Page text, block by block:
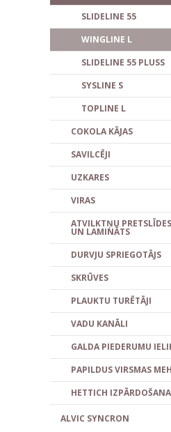
SLIDELINE 55
WINGLINE L
SLIDELINE 55 PLUSS
SYSLINE S
TOPLINE L
COKOLA KĀJAS
SAVILCĒJI
UZKARES
VIRAS
ATVILKTŅU
UN LAMINĀTS
DURVJU SPRIEGOTĀJS
SKRŪVES
PLAUKTU TURĒTĀJI
VADU KANĀLI
GALDA PIEDERUMU
PAPILDUS VIRSMAS
HETTICH IZPĀRDOŠANA
ALVIC SYNCRON